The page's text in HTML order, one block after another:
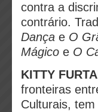
contra a
contrário.
Dança e O
Mágico e O
KITTY
fronteiras
Culturais,